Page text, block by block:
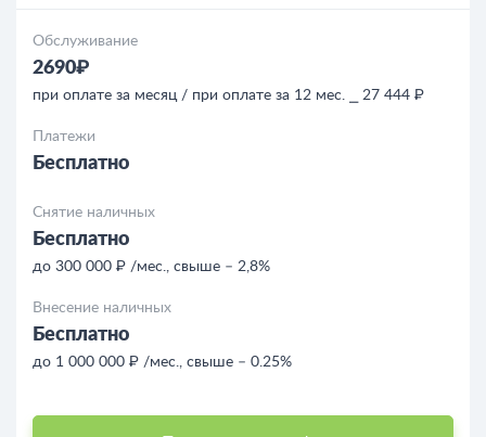
Обслуживание
2690₽
при оплате за месяц / при оплате за 12 мес. ⎯ 27 444 ₽
Платежи
Бесплатно
Снятие наличных
Бесплатно
до 300 000 ₽ /мес., свыше – 2,8%
Внесение наличных
Бесплатно
до 1 000 000 ₽ /мес., свыше – 0.25%